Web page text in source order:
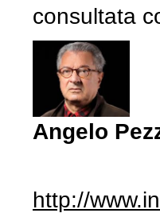
consultata
Angelo
http://